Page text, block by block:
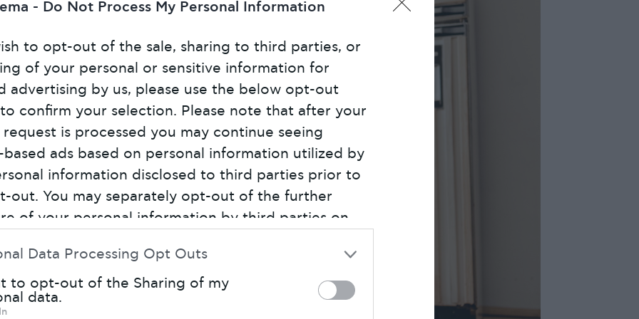
- Do Not Process My Personal Information
to opt-out of the sale, sharing to third parties, or
of your personal or sensitive information for
advertising by us, please use the below opt-out
confirm your selection. Please note that after your
is processed you may continue seeing
ads based on personal information utilized by
information disclosed to third parties prior to
out. You may separately opt-out of the further
of your personal information by third parties on
be disclosed by us to third parties on the
IAB’s List
Participantsthat may further disclose it to
parties.
Data Processing Opt Outs
to opt-out of the Sharing of my
data.